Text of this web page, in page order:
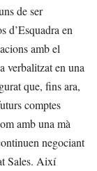
de ser
d’Esquadra en
amb el
verbalitzat en una
que, fins ara,
comptes
amb una mà
negociant
Sales. Així